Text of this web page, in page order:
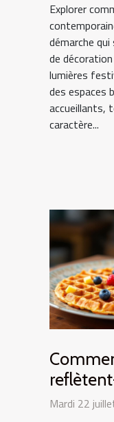
Explorer
démarche
de
lumières
des espaces
accueillants,
caractère...
Mardi 22